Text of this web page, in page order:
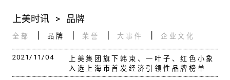
上美时讯 > 品牌
全部 品牌 荣誉 大事件 企业文化
2021/11/04
上美集团旗下韩束、一叶子、红色小象
入选上海市首发经济引领性品牌榜单